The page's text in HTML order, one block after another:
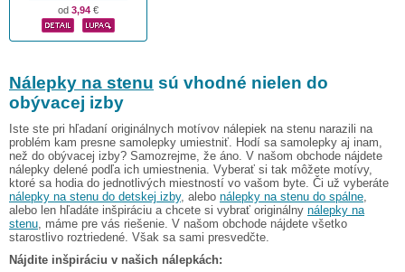
od 3,94 €
Nálepky na stenu sú vhodné nielen do
obývacej izby
Iste ste pri hľadaní originálnych motívov nálepiek na stenu narazili na
problém kam presne samolepky umiestniť. Hodí sa samolepky aj inam,
než do obývacej izby? Samozrejme, že áno. V našom obchode nájdete
nálepky delené podľa ich umiestnenia. Vyberať si tak môžete motívy,
ktoré sa hodia do jednotlivých miestností vo vašom byte. Či už vyberáte
nálepky na stenu do detskej izby, alebo nálepky na stenu do spálne
alebo len hľadáte inšpiráciu a chcete si vybrať originálny nálepky na
stenu , máme pre vás riešenie. V našom obchode nájdete všetko
starostlivo roztriedené. Však sa sami presvedčte.
Nájdite inšpiráciu v našich nálepkách: